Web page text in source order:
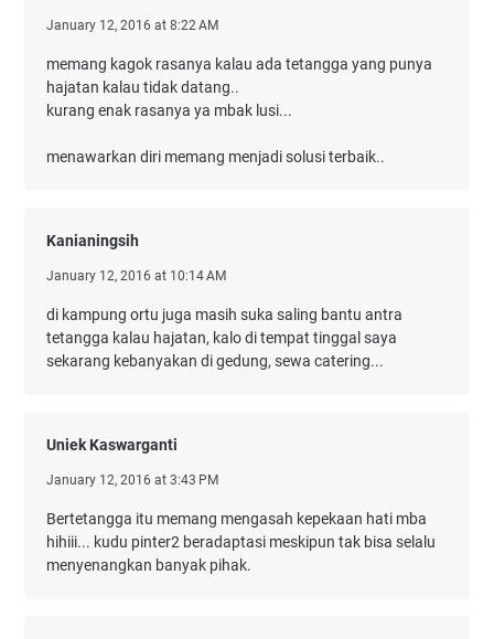
January 12, 2016 at 8:22 AM
memang kagok rasanya kalau ada tetangga yang punya
hajatan kalau tidak datang..
kurang enak rasanya ya mbak lusi...
menawarkan diri memang menjadi solusi terbaik..
Kanianingsih
January 12, 2016 at 10:14 AM
di kampung ortu juga masih suka saling bantu antra
tetangga kalau hajatan, kalo di tempat tinggal saya
sekarang kebanyakan di gedung, sewa catering...
Uniek Kaswarganti
January 12, 2016 at 3:43 PM
Bertetangga itu memang mengasah kepekaan hati mba
hihiii... kudu pinter2 beradaptasi meskipun tak bisa selalu
menyenangkan banyak pihak.